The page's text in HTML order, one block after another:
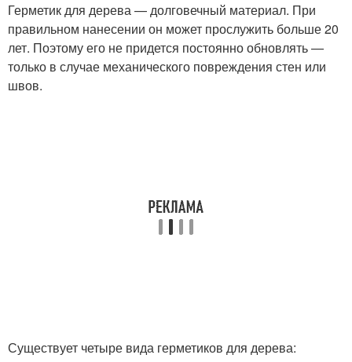
Герметик для дерева — долговечный материал. При
правильном нанесении он может прослужить больше 20
лет. Поэтому его не придется постоянно обновлять —
только в случае механического повреждения стен или
швов.
Существует четыре вида герметиков для дерева: